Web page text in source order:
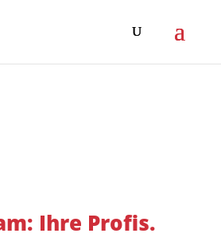
Ihre Profis.